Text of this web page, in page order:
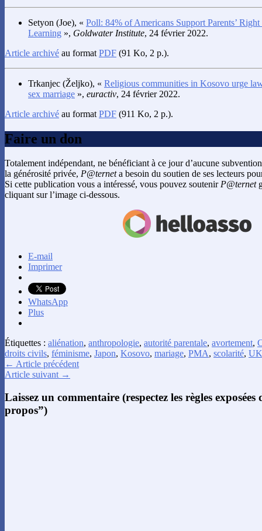
Setyon (Joe), « Poll: 84% of Americans Support Parents’
Learning », Goldwater Institute, 24 février 2022.
Article archivé au format PDF (91 Ko, 2 p.).
Trkanjec (Željko), « Religious communities in Kosovo urge
sex marriage », euractiv, 24 février 2022.
Article archivé au format PDF (911 Ko, 2 p.).
Faire un don
Totalement indépendant, ne bénéficiant à ce jour d’aucune
la générosité privée, P@terneta besoin du soutien de ses lecteurs
Si cette publication vous a intéressé, vous pouvez soutenirP@ternet
cliquant sur l’image ci-dessous.
E-mail
Imprimer
WhatsApp
Plus
Étiquettes : aliénation, anthropologie, autorité parentale, avortement,
droits civils, féminisme, Japon, Kosovo, mariage, PMA, scolarité, UK
← Article précédent
Article suivant →
Laissez un commentaire (respectez les règles
propos”)